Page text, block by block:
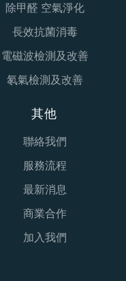
除甲醛 空氣淨化
長效抗菌消毒
電磁波檢測及改善
氡氣檢測及改善
其他
聯絡我們
服務流程
最新消息
商業合作
加入我們